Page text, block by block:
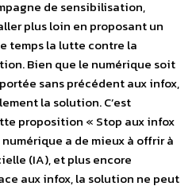
de sensibilisation,
plus loin en proposant un
temps la lutte contre la
Bien que le numérique soit
sans précédent aux infox,
la solution. C’est
proposition « Stop aux infox
a de mieux à offrir à
(IA), et plus encore
aux infox, la solution ne peut